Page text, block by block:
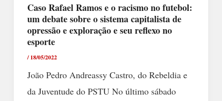
Caso Rafael Ramos e o racismo no futebol:
um debate sobre o sistema capitalista de
opressão e exploração e seu reflexo no
esporte
/18/05/2022
João Pedro Andreassy Castro, do Rebeldia e
da Juventude do PSTU No último sábado